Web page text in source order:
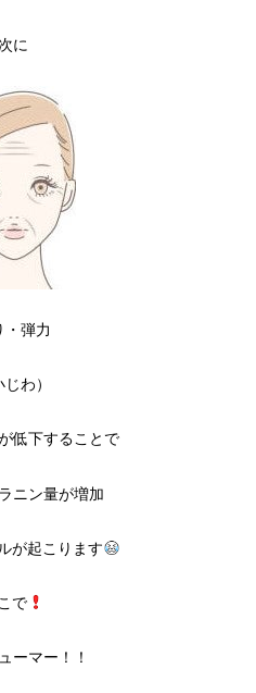
次に
・弾力
じわ）
低下することで
ニン量が増加
が起こります
で
ーマー！！